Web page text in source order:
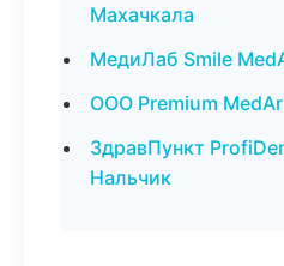
Махачкала
МедиЛаб Smile
ООО Premium
ЗдравПункт
Нальчик